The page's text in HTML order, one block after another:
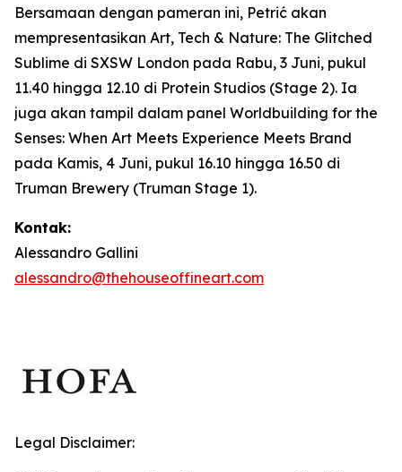
Bersamaan dengan pameran ini, Petrić akan
mempresentasikan Art, Tech & Nature: The Glitched
Sublime di SXSW London pada Rabu, 3 Juni, pukul
11.40 hingga 12.10 di Protein Studios (Stage 2). Ia
juga akan tampil dalam panel Worldbuilding for the
Senses: When Art Meets Experience Meets Brand
pada Kamis, 4 Juni, pukul 16.10 hingga 16.50 di
Truman Brewery (Truman Stage 1).
Kontak:
Alessandro Gallini
alessandro@thehouseoffineart.com
Legal Disclaimer: